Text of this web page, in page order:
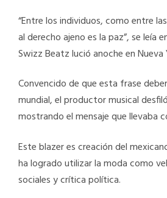
“Entre los individuos, como entre
al derecho ajeno es la paz”, se leía
Swizz Beatz lució anoche en Nueva
Convencido de que esta frase
mundial, el productor musical
mostrando el mensaje que llevaba
Este blazer es creación del
ha logrado utilizar la moda como
sociales y crítica política.